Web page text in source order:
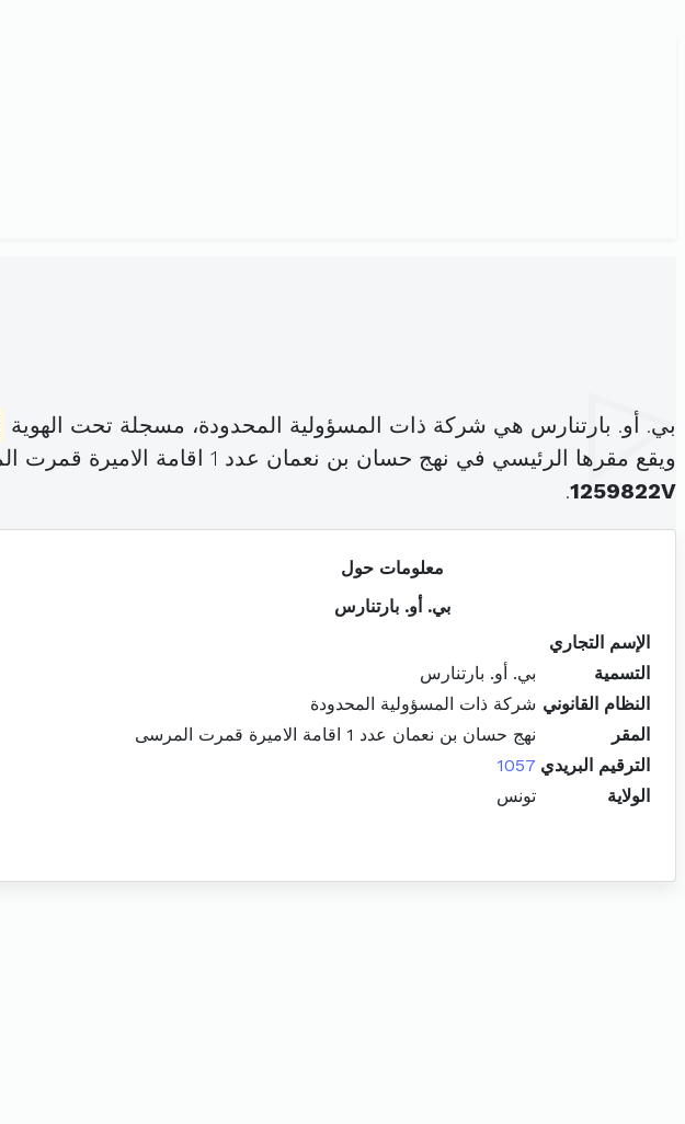
بي. أو. بارتنارس هي شركة ذات المسؤولية المحدودة، مسجلة تحت الهوية
ويقع مقرها الرئيسي في نهج حسان بن نعمان عدد 1 اقامة الاميرة قمرت المرسى (
1259822V
.
معلومات حول
بي. أو. بارتنارس
الإسم التجاري
التسمية
بي. أو. بارتنارس
النظام القانوني شركة ذات المسؤولية المحدودة
المقر
نهج حسان بن نعمان عدد 1 اقامة الاميرة قمرت المرسى
الترقيم البريدي 1057
الولاية
تونس